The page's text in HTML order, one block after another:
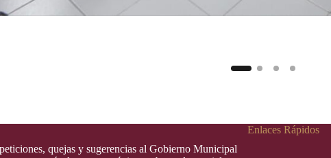
quejas y sugerencias al Gobierno Municipal
Enlaces Rápidos